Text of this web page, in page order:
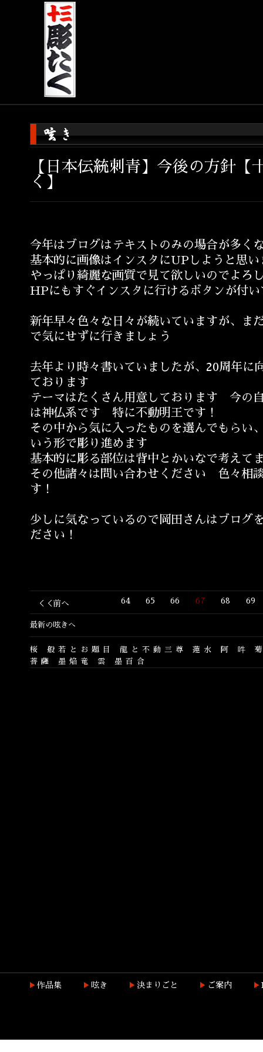
【日本伝統刺青】今後の方針
く】
今年はブログはテキストのみの場合が多く
基本的に画像はインスタにUPしようと思い
やっぱり綺麗な画質で見て欲しいのでよろ
HPにもすぐインスタに行けるボタンが付い
新年早々色々な日々が続いていますが、ま
で気にせずに行きましょう
去年より時々書いていましたが、20周年に
ております
テーマはたくさん用意しております 今の
は神仏系です 特に不動明王です！
その中から気に入ったものを選んでもらい
いう形で彫り進めます
基本的に彫る部位は背中とかいなで考えて
その他諸々は問い合わせください 色々相
す！
少しに気なっているので岡田さんはブログ
ださい！
＜＜前へ 64 65 66 67 68 69
最新の呟きへ
桜 般若とお題目 龍と不動三尊 蓮水 阿 吽
菩薩
墨焔竜 雲 墨百合
作品集 呟き 決まりごと ご案内